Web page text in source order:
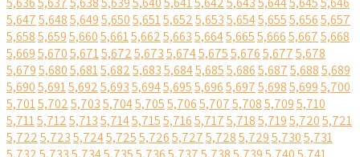
5,6475,6485,6495,6505,6515,6525,6535,6545,6555,6565,657
5,6585,6595,6605,6615,6625,6635,6645,6655,6665,6675,668
5,6695,6705,6715,6725,6735,6745,6755,6765,6775,678
5,6795,6805,6815,6825,6835,6845,6855,6865,6875,6885,689
5,6905,6915,6925,6935,6945,6955,6965,6975,6985,6995,700
5,7015,7025,7035,7045,7055,7065,7075,7085,7095,710
5,7115,7125,7135,7145,7155,7165,7175,7185,7195,7205,721
5,7225,7235,7245,7255,7265,7275,7285,7295,7305,731